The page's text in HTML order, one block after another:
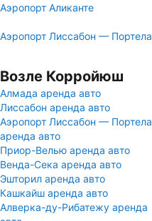
Аэропорт Аликанте
Аэропорт Лиссабон — Портела
Возле Корройюш
Алмада аренда авто
Лиссабон аренда авто
Аэропорт Лиссабон — Портела
аренда авто
Приор-Велью аренда авто
Венда-Сека аренда авто
Эшторил аренда авто
Кашкайш аренда авто
Алверка-ду-Рибатежу аренда